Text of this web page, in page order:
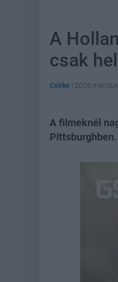
A
csak
Csirke | 2026
A filmeknél
Pittsburghben.